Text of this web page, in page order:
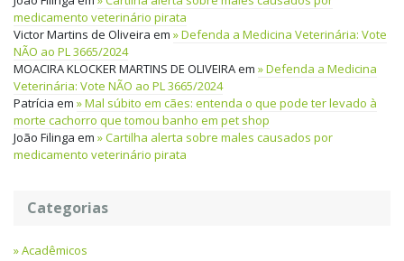
medicamento veterinário pirata
Victor Martins de Oliveira em
Defenda a Medicina Veterinária: Vote
NÃO ao PL 3665/2024
MOACIRA KLOCKER MARTINS DE OLIVEIRAem
Defenda a Medicina
Veterinária: Vote NÃO ao PL 3665/2024
Patrícia em
Mal súbito em cães: entenda o que pode ter levado à
morte cachorro que tomou banho em pet shop
João Filinga em
Cartilha alerta sobre males causados por
medicamento veterinário pirata
Categorias
Acadêmicos